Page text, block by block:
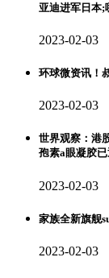
亚迪进军日本;
2023-02-03
环球微资讯！
2023-02-03
世界观察：港
孢素a眼凝胶
2023-02-03
家族全新旗舰
2023-02-03